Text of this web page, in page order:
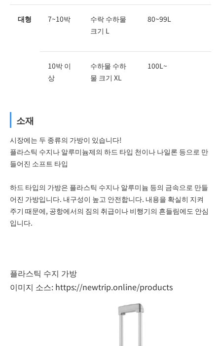
대형 7~10박
수락 수하물
크기 L
80~99L
10박 이
상
수하물 수하
물 크기 XL
100L~
소재
시장에는 두 종류의 가방이 있습니다!
플라스틱 수지나 알루미늄제의 하드 타입 천이나 나일론 등으로 만
들어진 소프트 타입
하드 타입의 가방은 플라스틱 수지나 알루미늄 등의 금속으로 만들
어진 가방입니다. 내구성이 높고 안전합니다. 내용을 확실히 지켜
주기 때문에, 공항에서의 짐의 취급이나 비행기의 흔들림에도 안심
입니다.
플라스틱 수지 가방
이미지 소스: https://newtrip.online/products